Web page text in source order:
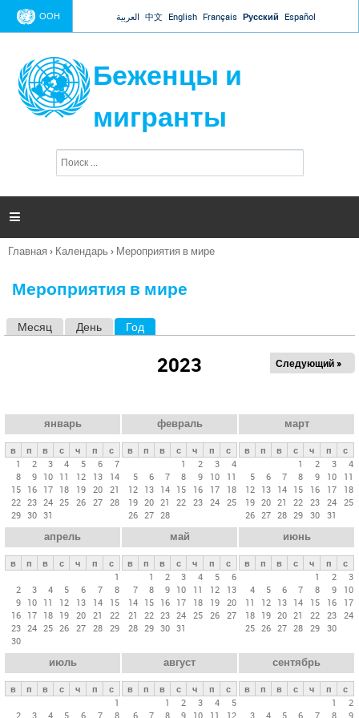
Jump to navigation
ООН العربية 中文 English Français Русский Español
Беженцы и
мигранты
п
и

Вы
Главная › Календарь › Мероприятия в мире
Мероприятия в мире
е
в
л
а
к
Месяц День Год
2023 Следующий »
январь
в п в с ч п
с
1
2 3 4 5 6
7
8
9 10 11 12 13
14
15 16 17 18 19 20 21
22 23 24 25 26 27 28
29 30 31
февраль
в п в с ч п
с
1
2 3
4
5
6 7 8 9 10
11
12 13 14 15 16 17
18
19 20 21 22 23 24 25
26 27 28
март
в п в с ч п
с
1
2 3
4
5
6 7 8 9 10
11
12 13 14 15 16 17
18
19 20 21 22 23 24 25
26 27 28 29 30 31
апрель
в п в с ч п
с
1
2
3 4 5 6 7
8
9 10 11 12 13 14
15
16 17 18 19 20 21
22
23 24 25 26 27 28 29
30
май
в п в с ч п
с
1
2 3 4 5
6
7
8 9 10 11 12
13
14 15 16 17 18 19 20
21
22 23 24 25 26 27
28 29 30 31
июнь
в п в с ч п
с
1
2
3
4
5 6 7 8 9
10
11
12 13 14 15 16
17
18 19 20 21 22 23 24
25 26 27 28 29 30
июль
в п в с ч п
с
1
2
3 4 5 6 7 8
август
в п в с ч п
с
1
2 3 4
5
6
7 8 9 10 11 12
сентябрь
в п в с ч п
с
1
2
3
4 5 6 7 8 9